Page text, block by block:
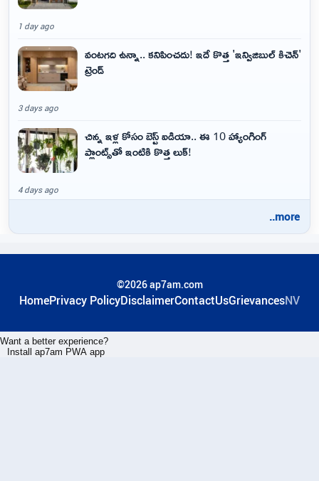
1 day ago
వంటగది ఉన్నా.. కనిపించదు! ఇదే కొత్త 'ఇన్విజిబుల్ కిచెన్'
ట్రెండ్
3 days ago
చిన్న ఇళ్ల కోసం బెస్ట్ ఐడియా.. ఈ 10 హ్యాంగింగ్
ప్లాంట్స్‌తో ఇంటికి కొత్త లుక్!
4 days ago
..more
©2026 ap7am.com
HomePrivacy PolicyDisclaimerContactUsGrievancesNV
Want a better experience?
Install ap7am PWA app